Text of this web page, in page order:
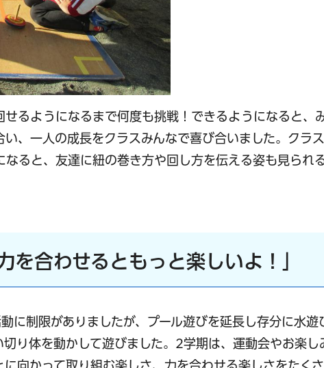
るようになるまで何度も挑戦！できるようになると、
い、一人の成長をクラスみんなで喜び合いました。クラ
なると、友達に紐の巻き方や回し方を伝える姿も見られ
合わせるともっと楽しいよ！」
に制限がありましたが、プール遊びを延長し存分に水遊
り体を動かして遊びました。2学期は、運動会やお楽し
向かって取り組む楽しさ、力を合わせる楽しさをたく